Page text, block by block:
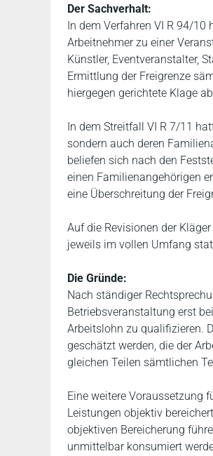
Der Sachverhalt:
In dem Verfahren VI R 94/
Arbeitnehmer zu einer
Künstler, Eventveranstalter,
Ermittlung der Freigrenze
hiergegen gerichtete Klage
In dem Streitfall VI R 7/11
sondern auch deren
beliefen sich nach den
einen Familienangehörigen
eine Überschreitung der
Auf die Revisionen der
jeweils im vollen Umfang
Die Gründe:
Nach ständiger
Betriebsveranstaltung erst
Arbeitslohn zu qualifizieren.
geschätzt werden, die der
gleichen Teilen sämtlichen
Eine weitere Voraussetzung
Leistungen objektiv
objektiven Bereicherung
unmittelbar konsumiert